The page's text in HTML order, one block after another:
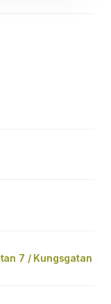
7 / Kungsgatan